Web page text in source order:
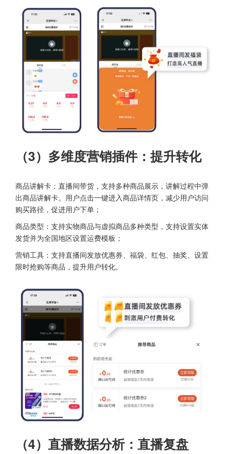
（3）多维度营销插件：提升转化
商品讲解卡：直播间带货，支持多种商品展示，讲解过程中弹
出商品讲解卡。用户点击一键进入商品详情页，减少用户访问
购买路径，促进用户下单；
商品类型：支持实物商品与虚拟商品多种类型，支持设置实体
发货并为全国地区设置运费模板；
营销工具：支持直播间发放优惠券、福袋、红包、抽奖、设置
限时抢购等商品，提升用户转化。
（4）直播数据分析：直播复盘